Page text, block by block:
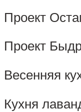
Проект
Проект
Весенняя
Кухня